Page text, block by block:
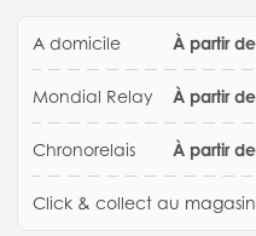
A domicile À partir
Mondial Relay À partir
Chronorelais À partir
Click & collect au